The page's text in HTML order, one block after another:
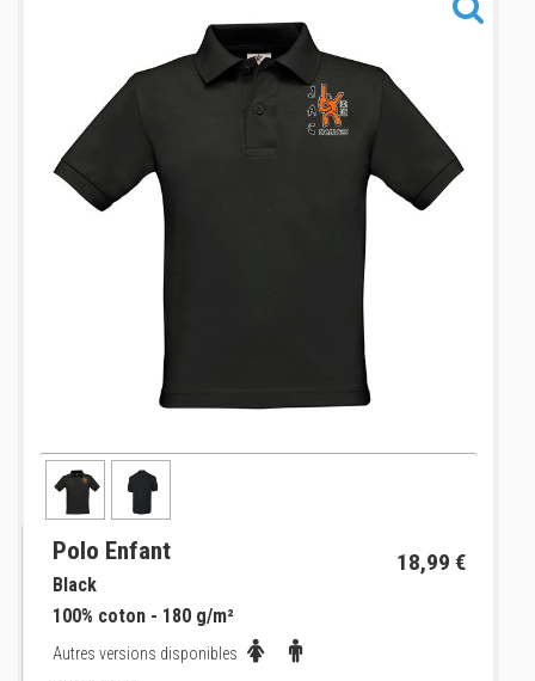
Gamme Accessoires
Informations
Polo Enfant 18,99 €
Black
100% coton - 180 g/m²
Autres versions disponibles